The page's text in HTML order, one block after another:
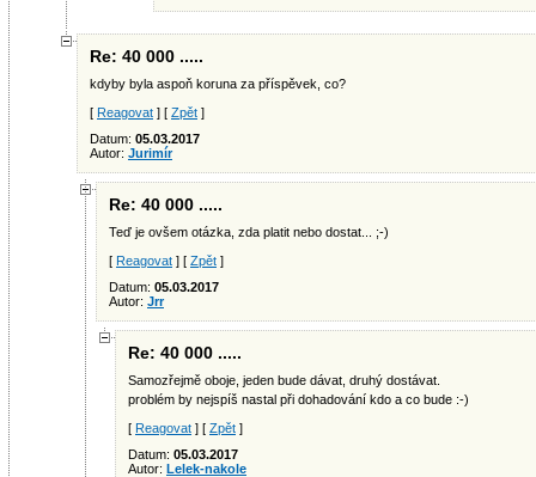
Re: 40 000 .....
kdyby byla aspoň koruna za příspěvek, co?
[ Reagovat ] [ Zpět ]
Datum: 05.03.2017
Autor: Jurimír
Re: 40 000 .....
Teď je ovšem otázka, zda platit nebo dostat... ;-)
[ Reagovat ] [ Zpět ]
Datum: 05.03.2017
Autor: Jrr
Re: 40 000 .....
Samozřejmě oboje, jeden bude dávat, druhý dostávat.
problém by nejspíš nastal při dohadování kdo a co bude :-)
[ Reagovat ] [ Zpět ]
Datum: 05.03.2017
Autor: Lelek-nakole